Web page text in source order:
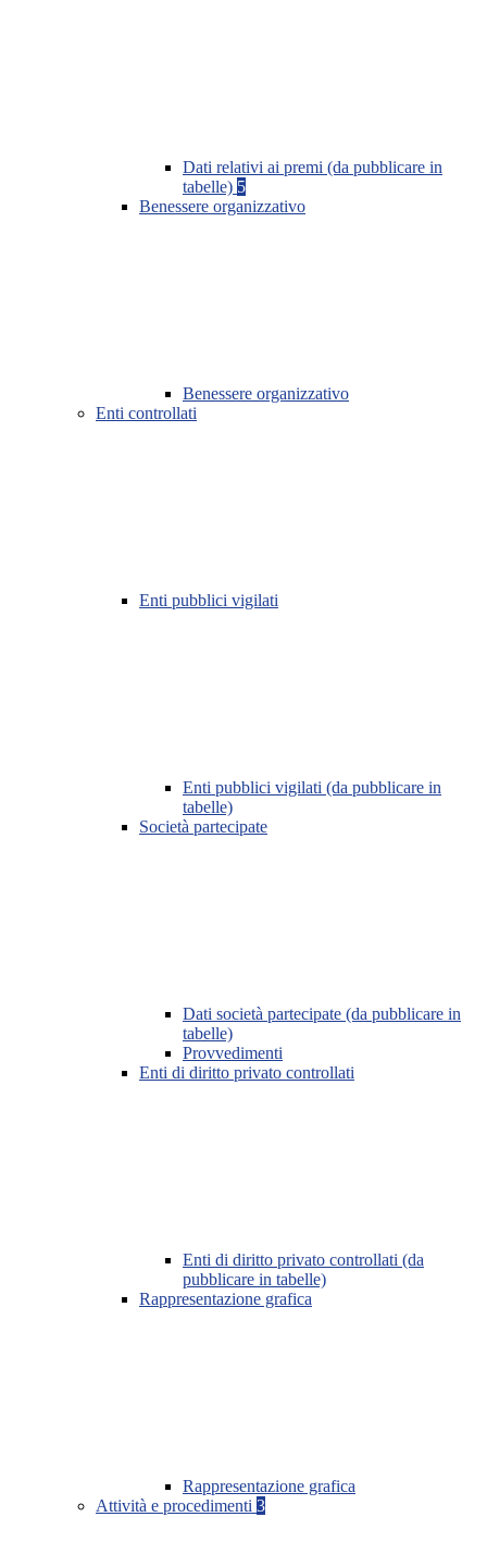
Dati relativi ai premi (da pubblicare in
tabelle) 5
Benessere organizzativo
Benessere organizzativo
Enti controllati
Enti pubblici vigilati
Enti pubblici vigilati (da pubblicare in
tabelle)
Società partecipate
Dati società partecipate (da pubblicare in
tabelle)
Provvedimenti
Enti di diritto privato controllati
Enti di diritto privato controllati (da
pubblicare in tabelle)
Rappresentazione grafica
Rappresentazione grafica
Attività e procedimenti 3